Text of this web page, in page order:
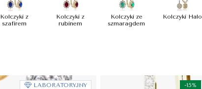
Kolczyki z
szafirem
Kolczyki z
rubinem
Kolczyki ze
szmaragdem
Kolczyki Halo
LABORATORYJNY -15%